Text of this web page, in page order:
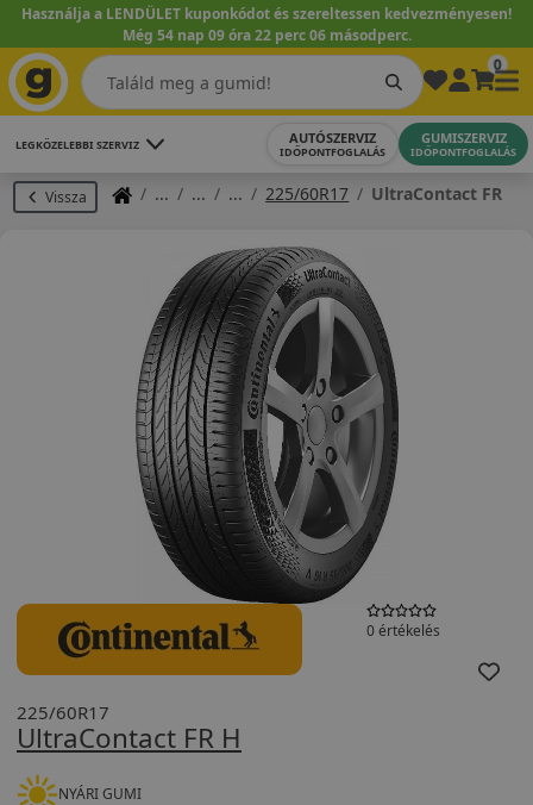
Használja a LENDÜLET kuponkódot és szereltessen kedvezményesen!
Még 54 nap 09 óra 22 perc 05 másodperc.
0
LEGKÖZELEBBI SZERVIZ AUTÓSZERVIZ
IDŐPONTFOGLALÁS
GUMISZERVIZ
IDŐPONTFOGLALÁS
Vissza 225/60R17 UltraContact FR
0 értékelés
UltraContact FR H
225/60R17
NYÁRI GUMI